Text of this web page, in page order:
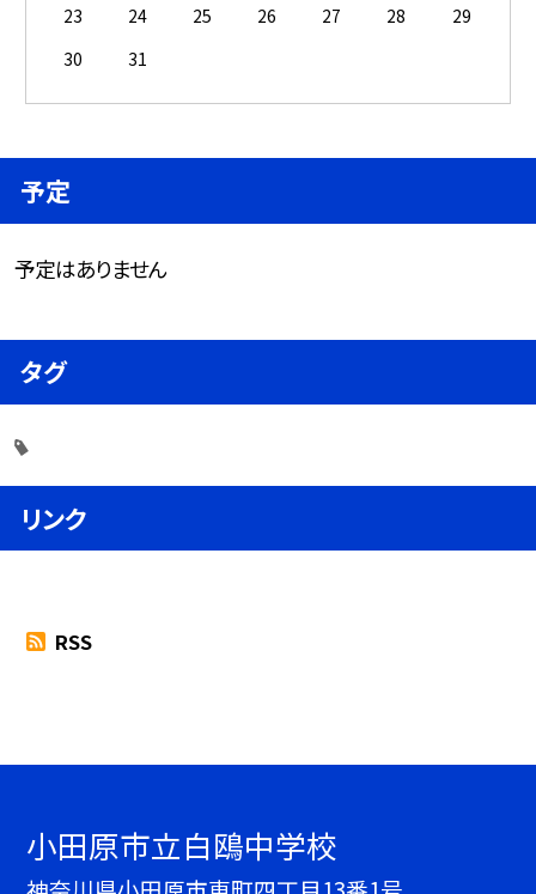
23
24 25 26 27 28
29
30
31
予定
予定はありません
タグ
リンク
RSS
小田原市立白鴎中学校